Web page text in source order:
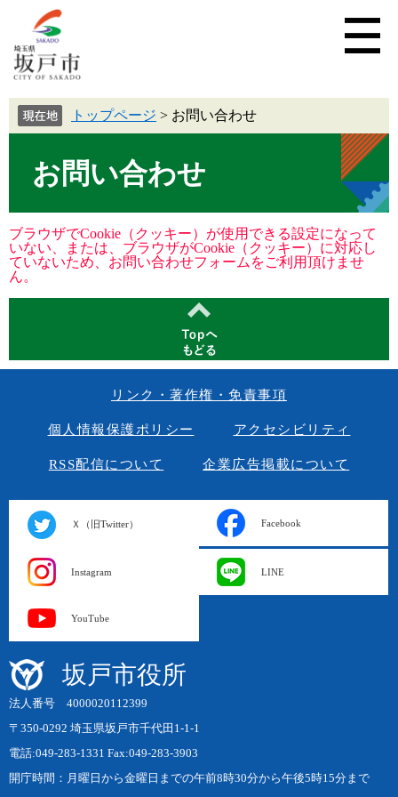
トップページ > お問い合わせ
お問い合わせ
ブラウザでCookie（クッキー）が使用できる設定になって
いない、または、ブラウザがCookie（クッキー）に対応し
ていないため、お問い合わせフォームをご利用頂けませ
ん。
リンク・著作権・免責事項
個人情報保護ポリシー アクセシビリティ
RSS配信について 企業広告掲載について
Ｘ（旧Twitter） Facebook
Instagram LINE
YouTube
坂戸市役所
法人番号 4000020112399
〒350-0292 埼玉県坂戸市千代田1-1-1
電話:049-283-1331 Fax:049-283-3903
開庁時間：月曜日から金曜日までの午前8時30分から午後5時15分まで